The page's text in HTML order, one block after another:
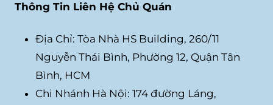
Thông Tin Liên Hệ Chủ Quán
Địa Chỉ: Tòa Nhà HS Building, 260/11
Nguyễn Thái Bình, Phường 12, Quận Tân
Bình, HCM
Chi Nhánh Hà Nội: 174 đường Láng,